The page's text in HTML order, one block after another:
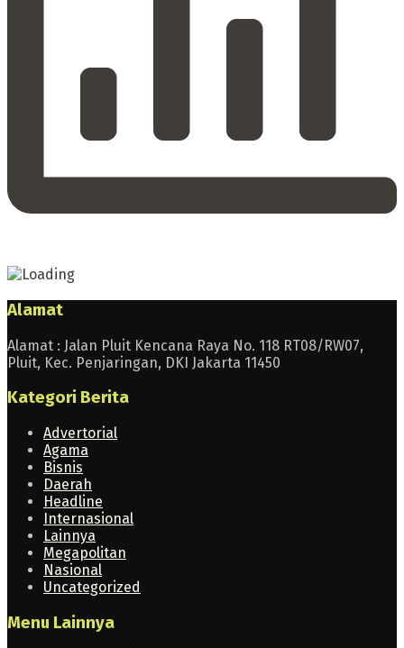
Alamat
Alamat : Jalan Pluit Kencana Raya No. 118 RT08/RW07,
Pluit, Kec. Penjaringan, DKI Jakarta 11450
Kategori Berita
Advertorial
Agama
Bisnis
Daerah
Headline
Internasional
Lainnya
Megapolitan
Nasional
Uncategorized
Menu Lainnya